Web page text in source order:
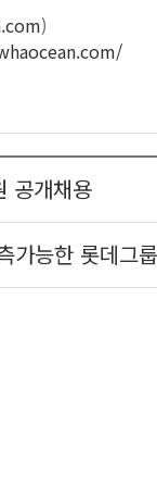
)
공개채용
가능한 롯데